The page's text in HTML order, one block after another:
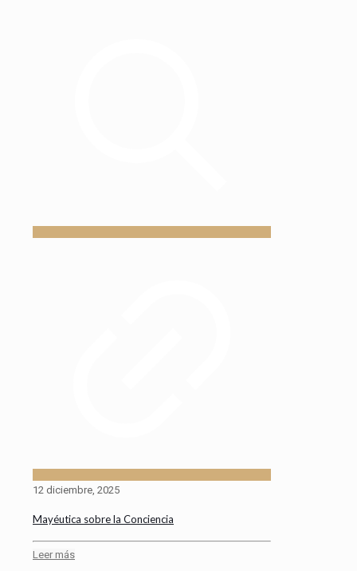
12 diciembre, 2025
Mayéutica sobre la Conciencia
Leer más